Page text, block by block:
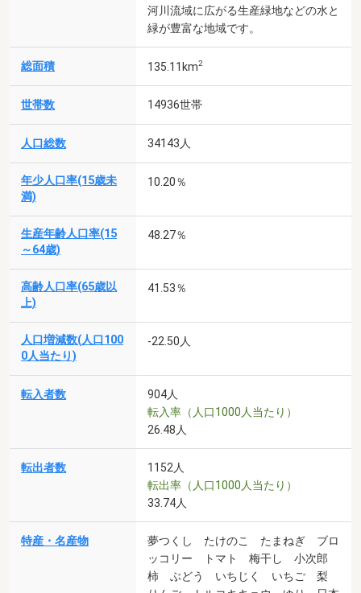
河川流域に広がる生産緑地などの水と
緑が豊富な地域です。
総面積 135.11km2
世帯数 14936世帯
人口総数 34143人
年少人口率(15歳未
満)
10.20％
生産年齢人口率(15
～64歳)
48.27％
高齢人口率(65歳以
上)
41.53％
人口増減数(人口100
0人当たり)
-22.50人
転入者数
904人
転入率（人口1000人当たり）
26.48人
転出者数
1152人
転出率（人口1000人当たり）
33.74人
特産・名産物
夢つくし たけのこ たまねぎ ブロ
ッコリー トマト 梅干し 小次郎
柿 ぶどう いちじく いちご 梨